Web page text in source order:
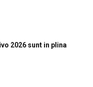
2026 sunt in plina